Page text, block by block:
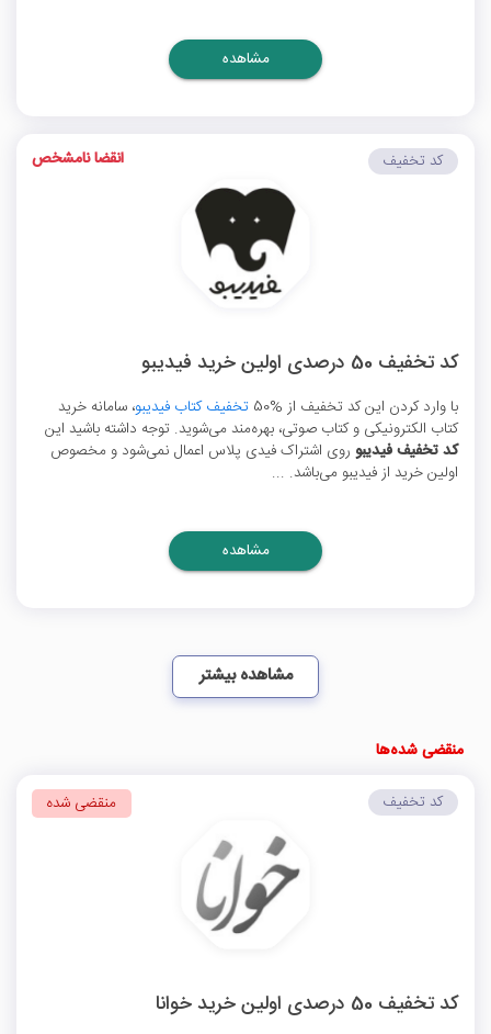
مشاهده
کد تخفیف 50 درصدی اولین خرید فیدیبو
با وارد کردن این کد تخفیف از %50 تخفیف کتاب فیدیبو، سامانه خرید
کتاب الکترونیکی و کتاب صوتی، بهره‌مند می‌شوید. توجه داشته باشید این
کد تخفیف فیدیبو روی اشتراک‌ فیدی پلاس اعمال نمی‌شود و مخصوص
اولین خرید از فیدیبو می‌باشد. ...
کد تخفیف انقضا نامشخص
مشاهده
مشاهده بیشتر
منقضی شده‌ها
کد تخفیف 50 درصدی اولین خرید خوانا
کد تخفیف منقضی شده